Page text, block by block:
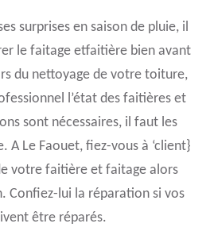
surprises en saison de pluie, il
le faitage etfaitière bien avant
du nettoyage de votre toiture,
l’état des faitières et
sont nécessaires, il faut les
A Le Faouet, fiez-vous à ‘client}
votre faitière et faitage alors
Confiez-lui la réparation si vos
être réparés.